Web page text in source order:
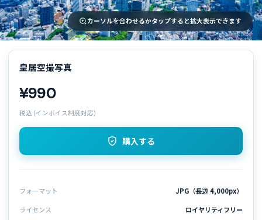
カーソルを合わせるかタップすると拡大表示できます
皇居空撮写真
¥990
税込 (インボイス制度対応)
購入する
フォーマット
JPG（長辺 4,000px）
ライセンス
ロイヤリティフリー